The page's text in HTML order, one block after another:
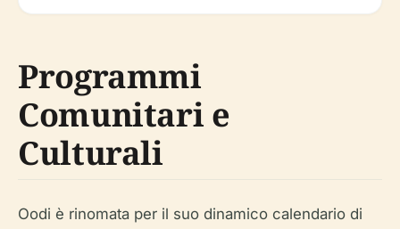
Programmi
Comunitari e
Culturali
Oodi è rinomata per il suo dinamico calendario di